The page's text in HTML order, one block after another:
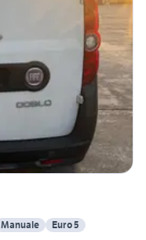
Manuale
Euro 5